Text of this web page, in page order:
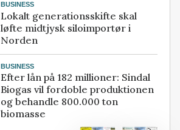
BUSINESS
Lokalt generationsskifte skal
løfte midtjysk siloimportør i
Norden
BUSINESS
Efter lån på 182 millioner: Sindal
Biogas vil fordoble produktionen
og behandle 800.000 ton
biomasse